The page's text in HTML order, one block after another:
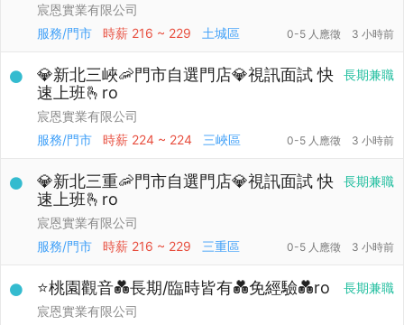
宸恩實業有限公司
服務/門市
時薪 216 ~ 229 土城區 0-5 人應徵 3 小時前
長期兼職
💎新北三峽🦐門市自選門店💎視訊面試 快
速上班🫰ro
宸恩實業有限公司
服務/門市
時薪 224 ~ 224 三峽區 0-5 人應徵 3 小時前
長期兼職
💎新北三重🦐門市自選門店💎視訊面試 快
速上班🫰ro
宸恩實業有限公司
服務/門市
時薪 216 ~ 229 三重區 0-5 人應徵 3 小時前
長期兼職
⭐桃園觀音💑長期/臨時皆有💑免經驗💑ro
宸恩實業有限公司